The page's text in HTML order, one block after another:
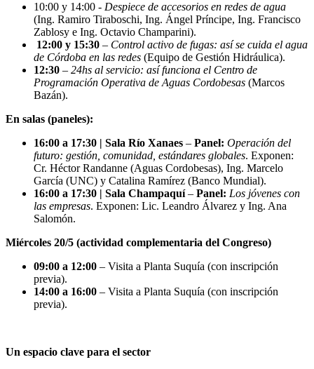
10:00 y 14:00 - Despiece de accesorios en redes de agua
(Ing. Ramiro Tiraboschi, Ing. Ángel Príncipe, Ing. Francisco
Zablosy e Ing. Octavio Champarini).
12:00 y 15:30 – Control activo de fugas: así se cuida el agua
de Córdoba en las redes (Equipo de Gestión Hidráulica).
12:30 – 24hs al servicio: así funciona el Centro de
Programación Operativa de Aguas Cordobesas (Marcos
Bazán).
En salas (paneles):
16:00 a 17:30 | Sala Río Xanaes – Panel: Operación del
futuro: gestión, comunidad, estándares globales. Exponen:
Cr. Héctor Randanne (Aguas Cordobesas), Ing. Marcelo
García (UNC) y Catalina Ramírez (Banco Mundial).
16:00 a 17:30 | Sala Champaquí– Panel: Los jóvenes con
las empresas. Exponen: Lic. Leandro Álvarez y Ing. Ana
Salomón.
Miércoles 20/5 (actividad complementaria del Congreso)
09:00 a 12:00 – Visita a Planta Suquía (con inscripción
previa).
14:00 a 16:00 – Visita a Planta Suquía (con inscripción
previa).
Un espacio clave para el sector